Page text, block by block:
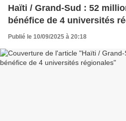
Haïti / Grand-Sud : 52 millions du FNE au
bénéfice de 4 universités
Publié le 10/09/2025 à 20:18